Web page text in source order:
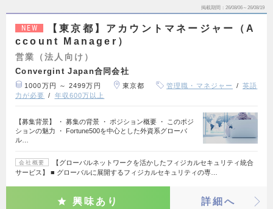
掲載期間 26/08/06～26/08/19
NEW
【東京都】アカウントマネージャー（A
ccount Manager）
営業（法人向け）
Convergint Japan合同会社
1000万円 ～ 2499万円 東京都 管理職・マネジャー
英語
力が必要
年収600万以上
【募集背景】 ・ 募集の背景 ・ ポジション概要 ・ このポジ
ションの魅力 ・ Fortune500を中心とした外資系グローバ
ル…
会社概要
【グローバルネットワークを活かしたフィジカルセキュリティ統合
サービス】 ■ グローバルに展開するフィジカルセキュリティの専…
興味あり 詳細へ